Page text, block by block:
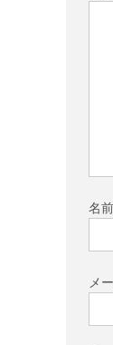
名
メ